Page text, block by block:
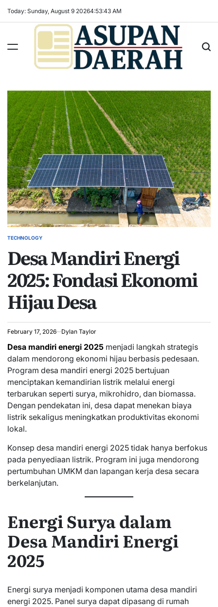
Today: Sunday, August 9 20264:53:44 AM
terViral
untuk
Daerah
Sekitarnya
POSTED
TECHNOLOGY
Desa Mandiri Energi
2025: Fondasi Ekonomi
Hijau Desa
February 17, 2026 Dylan Taylor
Desa mandiri energi 2025 menjadi langkah strategis
dalam mendorong ekonomi hijau berbasis pedesaan.
Program desa mandiri energi 2025 bertujuan
menciptakan kemandirian listrik melalui energi
terbarukan seperti surya, mikrohidro, dan biomassa.
Dengan pendekatan ini, desa dapat menekan biaya
listrik sekaligus meningkatkan produktivitas ekonomi
lokal.
Konsep desa mandiri energi 2025 tidak hanya berfokus
pada penyediaan listrik. Program ini juga mendorong
pertumbuhan UMKM dan lapangan kerja desa secara
berkelanjutan.
Energi Surya dalam
Desa Mandiri Energi
2025
Energi surya menjadi komponen utama desa mandiri
energi 2025. Panel surya dapat dipasang di rumah